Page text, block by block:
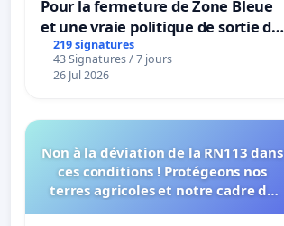
Pour la fermeture de Zone Bleue
et une vraie politique de sortie de
la dépendance
219 signatures
43 Signatures / 7 jours
26 Jul 2026
Non à la déviation de la RN113 dans
ces conditions ! Protégeons nos
terres agricoles et notre cadre de